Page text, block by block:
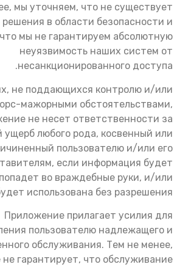
мы уточняем, что не существует
решения в области безопасности и
что мы не гарантируем абсолютную
неуязвимость наших систем от
несанкционированного доступа.
не поддающихся контролю и/или
мажорными обстоятельствами,
не несет ответственности за
ущерб любого рода, косвенный или
пользователю и/или его
если информация будет
во враждебные руки, и/или
использована без разрешения.
Приложение прилагает усилия для
пользователю надлежащего и
обслуживания. Тем не менее,
гарантирует, что обслуживание